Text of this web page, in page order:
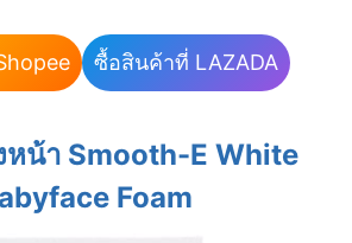
ซื้อสินค้าที่ LAZADA
หน้า Smooth-E White
Foam